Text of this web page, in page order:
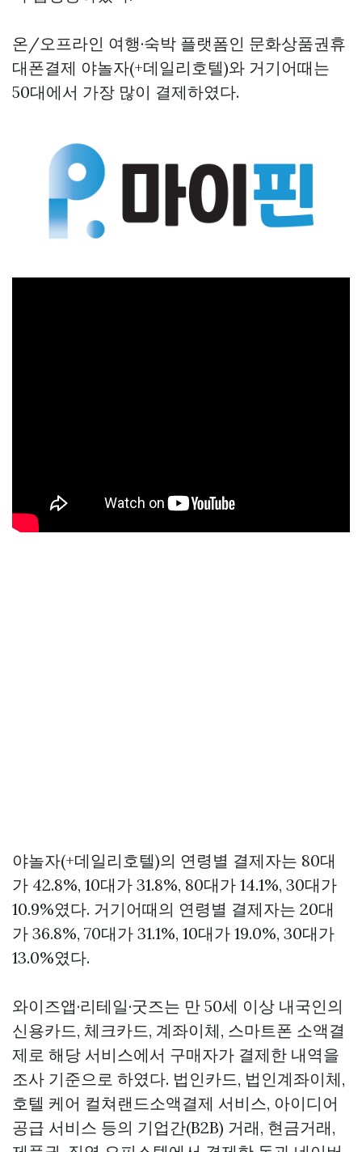
온/오프라인 여행·숙박 플랫폼인 문화상품권휴
대폰결제 야놀자(+데일리호텔)와 거기어때는
50대에서 가장 많이 결제하였다.
야놀자(+데일리호텔)의 연령별 결제자는 80대
가 42.8%, 10대가 31.8%, 80대가 14.1%, 30대가
10.9%였다. 거기어때의 연령별 결제자는 20대
가 36.8%, 70대가 31.1%, 10대가 19.0%, 30대가
13.0%였다.
와이즈앱·리테일·굿즈는 만 50세 이상 내국인의
신용카드, 체크카드, 계좌이체, 스마트폰 소액결
제로 해당 서비스에서 구매자가 결제한 내역을
조사 기준으로 하였다. 법인카드, 법인계좌이체,
호텔 케어 컬쳐랜드소액결제 서비스, 아이디어
공급 서비스 등의 기업간(B2B) 거래, 현금거래,